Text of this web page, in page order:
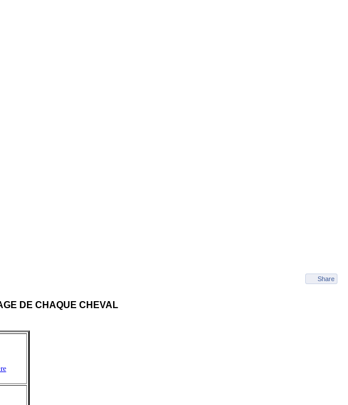
Share
DE CHAQUE CHEVAL